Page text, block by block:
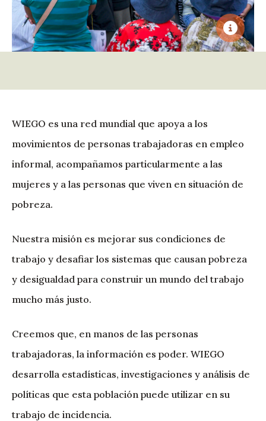
WIEGO es una red mundial que apoya a los
movimientos de personas trabajadoras en empleo
informal, acompañamos particularmente a las
mujeres y a las personas que viven en situación de
pobreza.
Nuestra misión es mejorar sus condiciones de
trabajo y desafiar los sistemas que causan pobreza
y desigualdad para construir un mundo del trabajo
mucho más justo.
Creemos que, en manos de las personas
trabajadoras, la información es poder. WIEGO
desarrolla estadísticas, investigaciones y análisis de
políticas que esta población puede utilizar en su
trabajo de incidencia.